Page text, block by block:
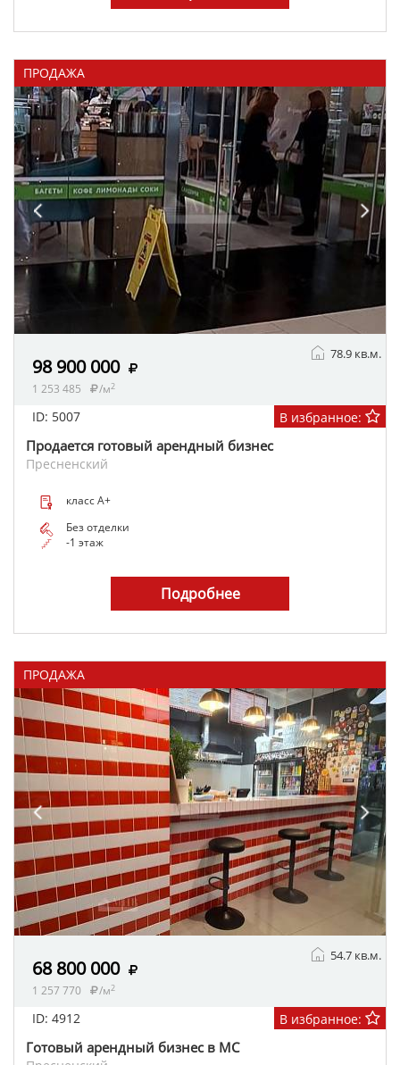
ПРОДАЖА
98 900 000
1 253 485 /м2
78.9 кв.м.
Продается готовый арендный бизнес
Пресненский
ID: 5007 В избранное:
класс A+
Без отделки
-1 этаж
Подробнее
ПРОДАЖА
68 800 000
1 257 770 /м2
54.7 кв.м.
Готовый арендный бизнес в МС
ID: 4912 В избранное: